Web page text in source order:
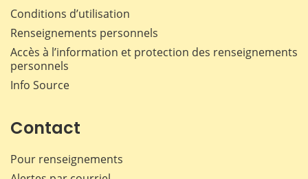
Conditions d’utilisation
Renseignements personnels
Accès à l’information et protection des renseignements
personnels
Info Source
Contact
Pour renseignements